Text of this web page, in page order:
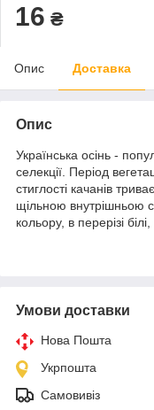
16 ₴
Опис Доставка
Опис
Українська осінь -
селекції. Період
стиглості качанів
щільною внутрішньою
кольору, в перерізі
Умови доставки
Нова Пошта
Укрпошта
Самовивіз